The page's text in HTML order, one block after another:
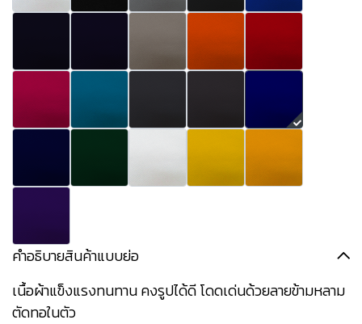
คำอธิบายสินค้าแบบย่อ
เนื้อผ้าแข็งแรงทนทาน คงรูปได้ดี โดดเด่นด้วยลายข้ามหลาม
ตัดทอในตัว